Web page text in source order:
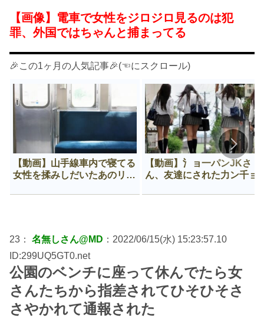
【画像】電車で女性をジロジロ見るのは犯
罪、外国ではちゃんと捕まってる
🎉この1ヶ月の人気記事🎉(☜にスクロール)
【動画】山手線車内で寝てる
女性を揉みしだいたあのリー
【動画】氵ョ一パンJKさ
ん、友達にされた力ン千ョ
23： 名無しさん@MD ：2022/06/15(水) 15:23:57.10
ID:299UQ5GT0.net
公園のベンチに座って休んでたら女
さんたちから指差されてひそひそさ
さやかれて通報された